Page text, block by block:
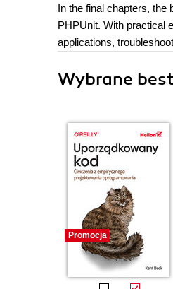
In the final chapters, the
PHPUnit. With practical
applications,
Wybrane
Promocja